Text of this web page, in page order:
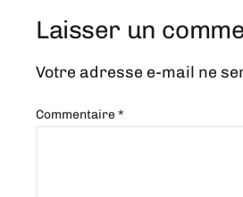
Laisser un
Votre adresse e-mail ne
Commentaire *